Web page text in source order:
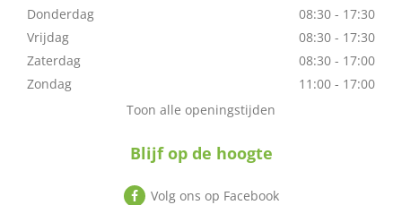
Donderdag
08:30 - 17:30
Vrijdag
08:30 - 17:30
Zaterdag
08:30 - 17:00
Zondag
11:00 - 17:00
Toon alle openingstijden
Blijf op de hoogte
Volg ons op Facebook